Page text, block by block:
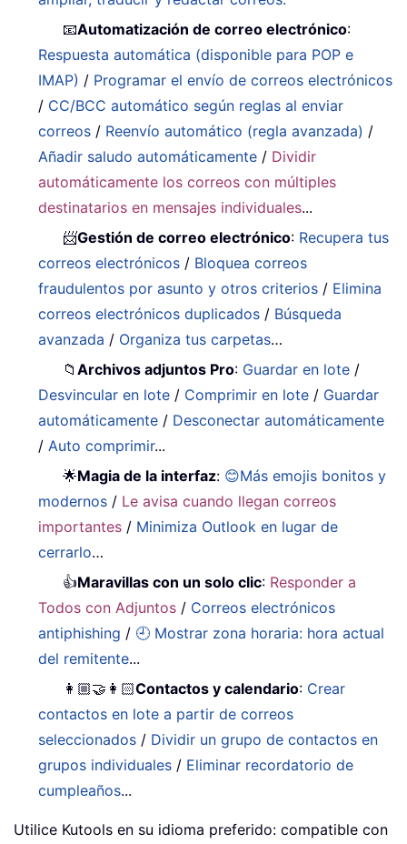
📧Automatización de correo electrónico:
Respuesta automática (disponible para POP e
IMAP) / Programar el envío de correos electrónicos
/ CC/BCC automático según reglas al enviar
correos / Reenvío automático (regla avanzada) /
Añadir saludo automáticamente / Dividir
automáticamente los correos con múltiples
destinatarios en mensajes individuales...
📨Gestión de correo electrónico: Recupera tus
correos electrónicos / Bloquea correos
fraudulentos por asunto y otros criterios / Elimina
correos electrónicos duplicados / Búsqueda
avanzada / Organiza tus carpetas…
📁Archivos adjuntos Pro: Guardar en lote /
Desvincular en lote / Comprimir en lote / Guardar
automáticamente / Desconectar automáticamente
/ Auto comprimir...
🌟Magia de la interfaz: 😊Más emojis bonitos y
modernos / Le avisa cuando llegan correos
importantes / Minimiza Outlook en lugar de
cerrarlo…
👍Maravillas con un solo clic: Responder a
Todos con Adjuntos / Correos electrónicos
antiphishing / 🕘 Mostrar zona horaria: hora actual
del remitente...
👩🏼‍🤝‍👩🏻Contactos y calendario: Crear
contactos en lote a partir de correos
seleccionados / Dividir un grupo de contactos en
grupos individuales / Eliminar recordatorio de
cumpleaños...
Utilice Kutools en su idioma preferido: compatible con